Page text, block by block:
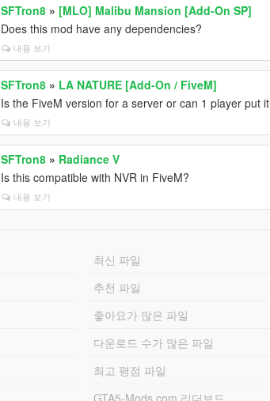
SFTron8 » [MLO] Malibu Mansion [Add-On SP]
Does this mod have any dependencies?
내용 보기
SFTron8 » LA NATURE [Add-On / FiveM]
Is the FiveM version for a server or can 1 player put
내용 보기
SFTron8 » Radiance V
Is this compatible with NVR in FiveM?
내용 보기
최신 파일
추천 파일
좋아요가 많은 파일
다운로드 수가 많은 파일
최고 평점 파일
GTA5-Mods.com 리더보드